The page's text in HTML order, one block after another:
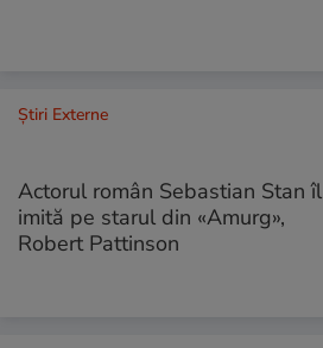
Știri Externe
Actorul român Sebastian Stan îl
imită pe starul din «Amurg»,
Robert Pattinson